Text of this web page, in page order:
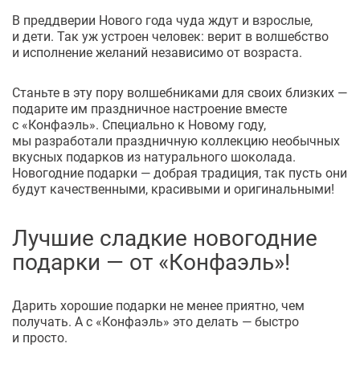
В преддверии Нового года чуда ждут и взрослые,
и дети. Так уж устроен человек: верит в волшебство
и исполнение желаний независимо от возраста.
Станьте в эту пору волшебниками для своих близких —
подарите им праздничное настроение вместе
с «Конфаэль». Специально к Новому году,
мы разработали праздничную коллекцию необычных
вкусных подарков из натурального шоколада.
Новогодние подарки — добрая традиция, так пусть они
будут качественными, красивыми и оригинальными!
Лучшие сладкие новогодние
подарки — от «Конфаэль»!
Дарить хорошие подарки не менее приятно, чем
получать. А с «Конфаэль» это делать — быстро
и просто.